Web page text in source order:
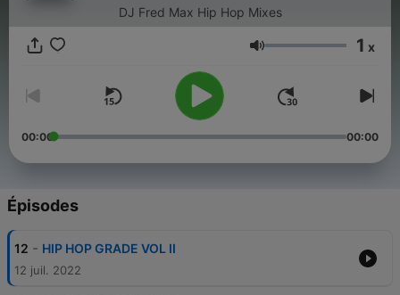
DJ Fred Max Hip Hop Mixes
Volume 1 x
00:00 00:00
Épisodes
12 - HIP HOP GRADE VOL II
12 juil. 2022